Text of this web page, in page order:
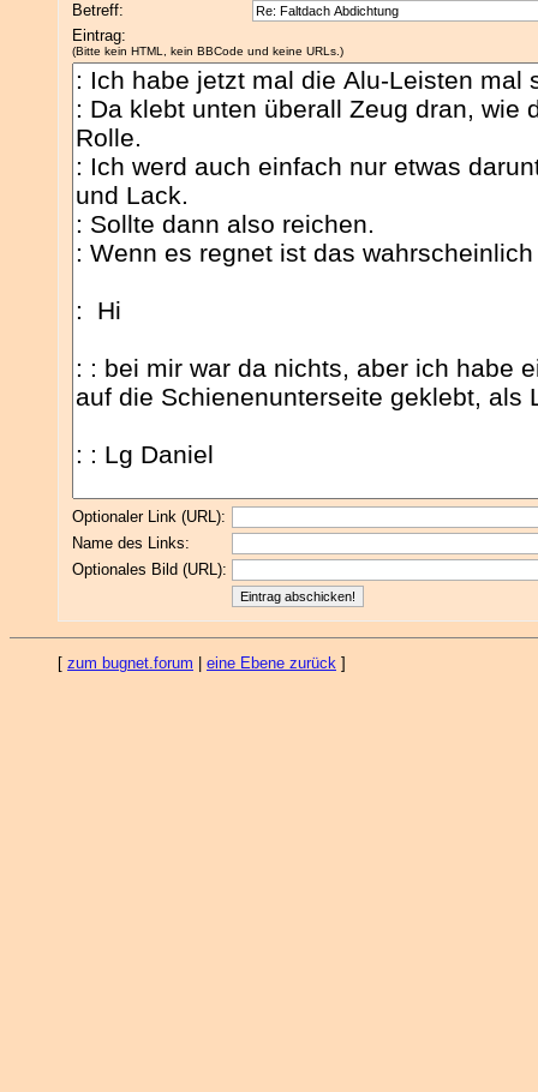
Betreff:
Eintrag:
(Bitte kein HTML, kein BBCode und keine URLs.)
Optionaler Link (URL):
Name des Links:
Optionales Bild (URL):
[ zum bugnet.forum eine Ebene zurück ]